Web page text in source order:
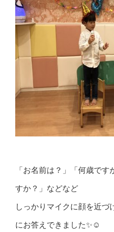
「お名前は？」「何歳で
すか？」などなど
しっかりマイクに顔を近づ
にお答えできました✨☺️